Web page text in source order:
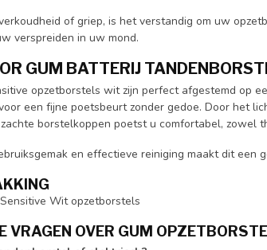
of griep, is het verstandig om uw
verspreiden in uw mond.
GUM BATTERIJ
opzetborstels wit zijn perfect afgestemd op
een fijne poetsbeurt zonder gedoe. Door het
borstelkoppen poetst u comfortabel, zowel
en effectieve reiniging maakt dit een
Wit opzetborstels
VRAGEN OVER GUM